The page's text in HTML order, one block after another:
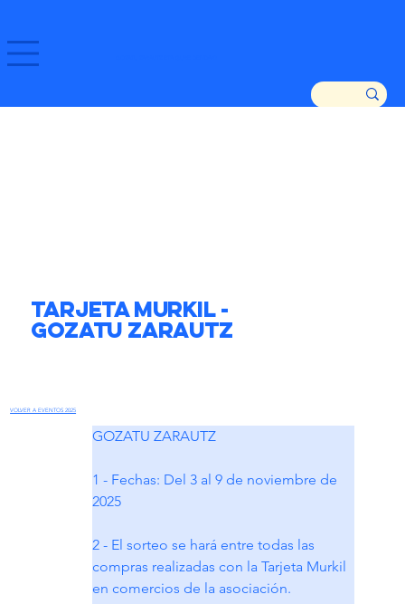
Tarjeta MURKIL -
Gozatu Zarautz
VOLVER A EVENTOS 2025
GOZATU ZARAUTZ
1 - Fechas: Del 3 al 9 de noviembre de
2025
2 - El sorteo se hará entre todas las
compras realizadas con la Tarjeta Murkil
en comercios de la asociación.